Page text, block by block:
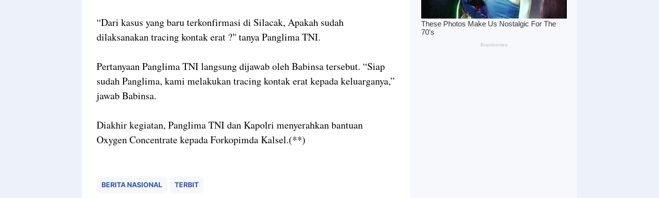
“Dari kasus yang baru terkonfirmasi di Silacak, Apakah sudah
dilaksanakan tracing kontak erat ?" tanya Panglima TNI.
Pertanyaan Panglima TNI langsung dijawab oleh Babinsa tersebut. “Siap
sudah Panglima, kami melakukan tracing kontak erat kepada keluarganya,”
jawab Babinsa.
Diakhir kegiatan, Panglima TNI dan Kapolri menyerahkan bantuan
Oxygen Concentrate kepada Forkopimda Kalsel.(**)
BERITA NASIONAL TERBIT